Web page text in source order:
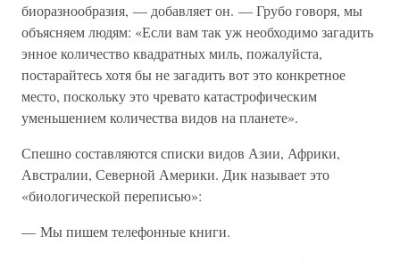
биоразнообразия, — добавляет он. — Грубо говоря, мы
объясняем людям: «Если вам так уж необходимо загадить
энное количество квадратных миль, пожалуйста,
постарайтесь хотя бы не загадить вот это конкретное
место, поскольку это чревато катастрофическим
уменьшением количества видов на планете».
Спешно составляются списки видов Азии, Африки,
Австралии, Северной Америки. Дик называет это
«биологической переписью»:
— Мы пишем телефонные книги.